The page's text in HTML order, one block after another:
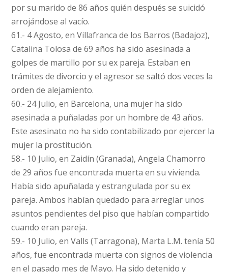
por su marido de 86 años quién después se suicidó
arrojándose al vacío.
61.- 4 Agosto, en Villafranca de los Barros (Badajoz),
Catalina Tolosa de 69 años ha sido asesinada a
golpes de martillo por su ex pareja. Estaban en
trámites de divorcio y el agresor se saltó dos veces la
orden de alejamiento.
60.- 24 Julio, en Barcelona, una mujer ha sido
asesinada a puñaladas por un hombre de 43 años.
Este asesinato no ha sido contabilizado por ejercer la
mujer la prostitución.
58.- 10 Julio, en Zaidín (Granada), Angela Chamorro
de 29 años fue encontrada muerta en su vivienda.
Había sido apuñalada y estrangulada por su ex
pareja. Ambos habían quedado para arreglar unos
asuntos pendientes del piso que habían compartido
cuando eran pareja.
59.- 10 Julio, en Valls (Tarragona), Marta L.M. tenía 50
años, fue encontrada muerta con signos de violencia
en el pasado mes de Mayo. Ha sido detenido y